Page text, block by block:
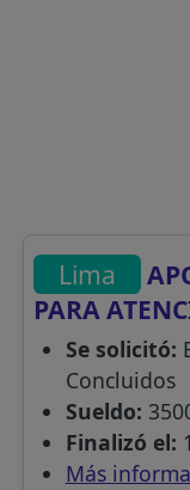
Lima
PARA
Se solicitó:
Concluidos
Sueldo:
Finalizó el:
Más